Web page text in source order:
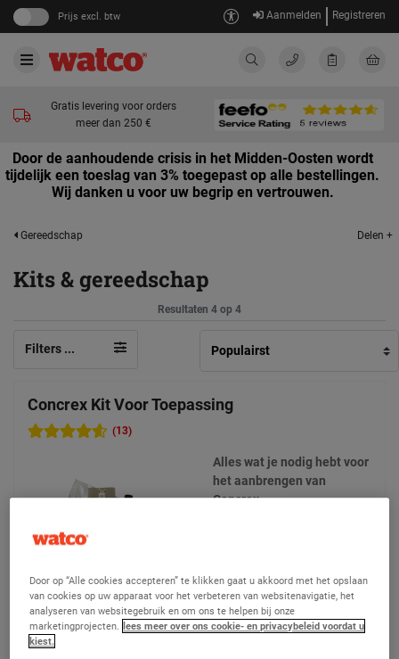
Prijs excl. btw Aanmelden Registreren
Gratis levering voor orders
meer dan 250 €
Door de aanhoudende crisis in het Midden-Oosten wordt
tijdelijk een toeslag van 3% toegepast op alle bestellingen.
Wij danken u voor uw begrip en vertrouwen.
Gereedschap Delen +
Kits & gereedschap
Resultaten 4 op 4
Filters ...
Concrex Kit Voor Toepassing
(13)
Alles wat je nodig hebt voor
het aanbrengen van
Concrex
Door op “Alle cookies accepteren” te klikken gaat u akkoord met het opslaan
van cookies op uw apparaat voor het verbeteren van websitenavigatie, het
analyseren van websitegebruik en om ons te helpen bij onze
marketingprojecten. lees meer over ons cookie- en privacybeleid voordat u
kiest.